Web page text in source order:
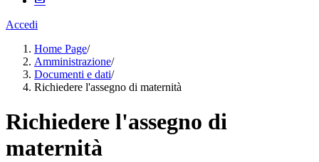
Accedi
Home Page/
Amministrazione/
Documenti e dati/
Richiedere l'assegno di maternità
Richiedere l'assegno di
maternità